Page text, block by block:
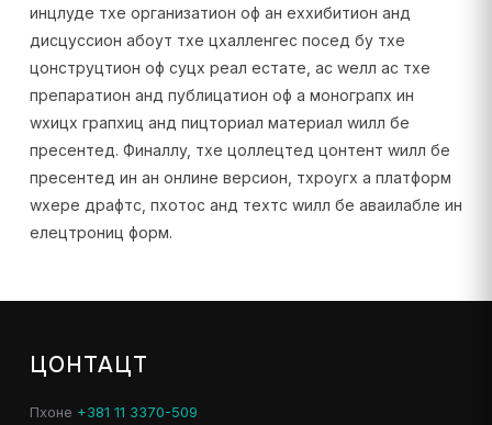
инцлуде тхе организатион оф ан еxхибитион анд
дисцуссион абоут тхе цхалленгес посед бy тхе
цонструцтион оф суцх реал естате, ас wелл ас тхе
препаратион анд публицатион оф а монограпх ин
wхицх грапхиц анд пицториал материал wилл бе
пресентед. Финаллy, тхе цоллецтед цонтент wилл бе
пресентед ин ан онлине версион, тхроугх а платформ
wхере драфтс, пхотос анд теxтс wилл бе аваилабле ин
елецтрониц форм.
ЦОНТАЦТ
Пхоне +381 11 3370-509